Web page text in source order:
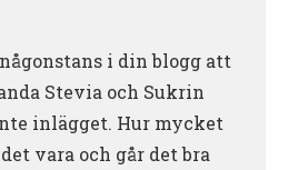
i din blogg att
Stevia och Sukrin
inlägget. Hur mycket
vara och går det bra